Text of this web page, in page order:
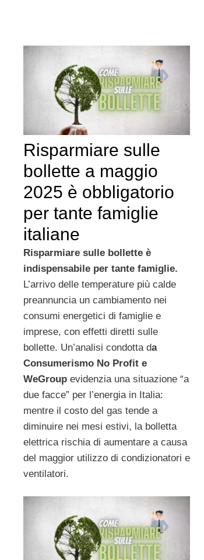
Risparmiare sulle
bollette a maggio
2025 è obbligatorio
per tante famiglie
italiane
Risparmiare sulle bollette è
indispensabile per tante famiglie.
L’arrivo delle temperature più calde
preannuncia un cambiamento nei
consumi energetici di famiglie e
imprese, con effetti diretti sulle
bollette. Un’analisi condotta da
Consumerismo No Profit e
WeGroup evidenzia una situazione “a
due facce” per l’energia in Italia:
mentre il costo del gas tende a
diminuire nei mesi estivi, la bolletta
elettrica rischia di aumentare a causa
del maggior utilizzo di condizionatori e
ventilatori.